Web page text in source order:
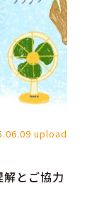
upload
とご協力